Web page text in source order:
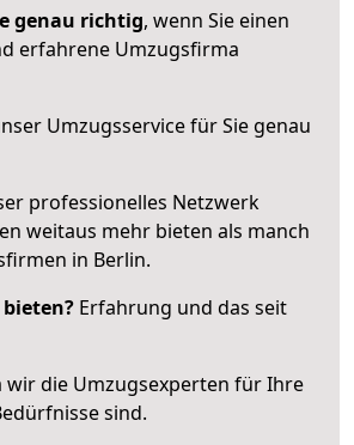
genau richtig, wenn Sie einen
erfahrene Umzugsfirma
Umzugsservice für Sie genau
professionelles Netzwerk
weitaus mehr bieten als manch
in Berlin.
Erfahrung und das seit
wir die Umzugsexperten für Ihre
sind.